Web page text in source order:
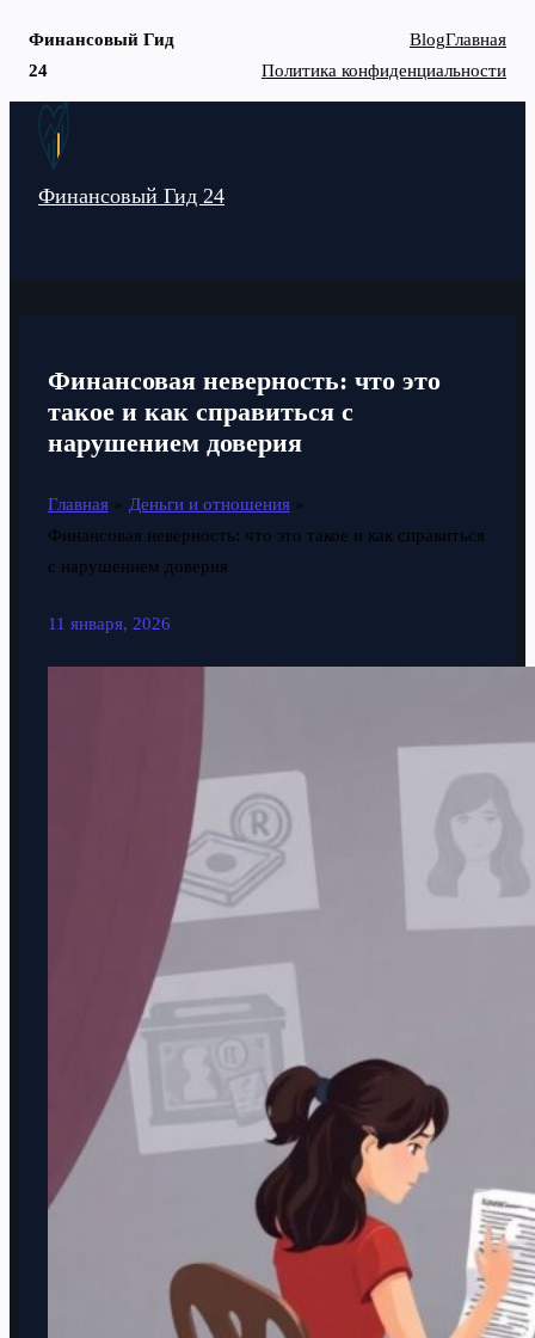
Финансовый Гид
24
BlogГлавная
Политика конфиденциальности
Перейти
Финансовый Гид 24
Финансовая неверность: что это
такое и как справиться с
нарушением доверия
Главная
Деньги и отношения
Финансовая неверность: что это такое и как справиться
с нарушением доверия
11 января, 2026